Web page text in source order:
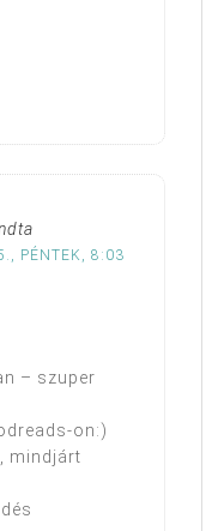
PÉNTEK, 8:03
– szuper
on:)
mindjárt